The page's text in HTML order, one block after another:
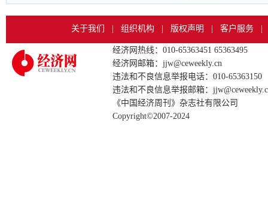
关于我们 组织机构 版权声明 客户服务
经济网热线：010-65363451 65363495
经济网邮箱：jjw@ceweekly.cn
违法和不良信息举报电话：010-65363150
违法和不良信息举报邮箱：
《中国经济周刊》杂志社有限公司
Copyright©2007-2024